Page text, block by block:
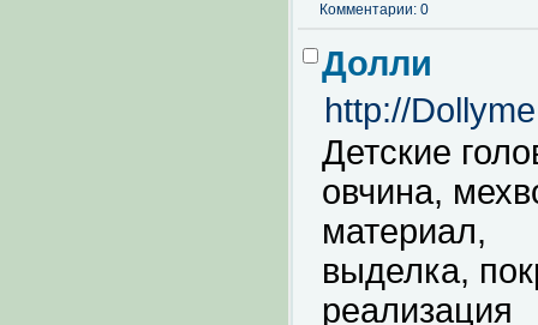
Комментарии: 0
Долли
http://
Детские
овчина,
материал,
выделка,
реализация